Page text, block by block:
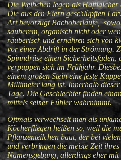
Die Weibchen legen als
Die aus den Eiern geschlüpften
Art bevorzugt Bachoberläufe,
sauberem, organisch nicht oder
räuberisch und ernähren sich von
vor einer Abdrift in der Strömung.
Spinndrüse einen
verpuppen sich im Frühjahr.
einem großen Stein eine feste
Millimeter lang ist. Innerhalb
Tage. Die Geschlechter finden
mittels seiner Fühler wahrnimmt.
Oftmals verwechselt man als
Köcherfliegen heißen so, weil die
Pflanzenteilchen baut, der bei
und verbringen die meiste Zeit
Namensgebung, allerdings eher